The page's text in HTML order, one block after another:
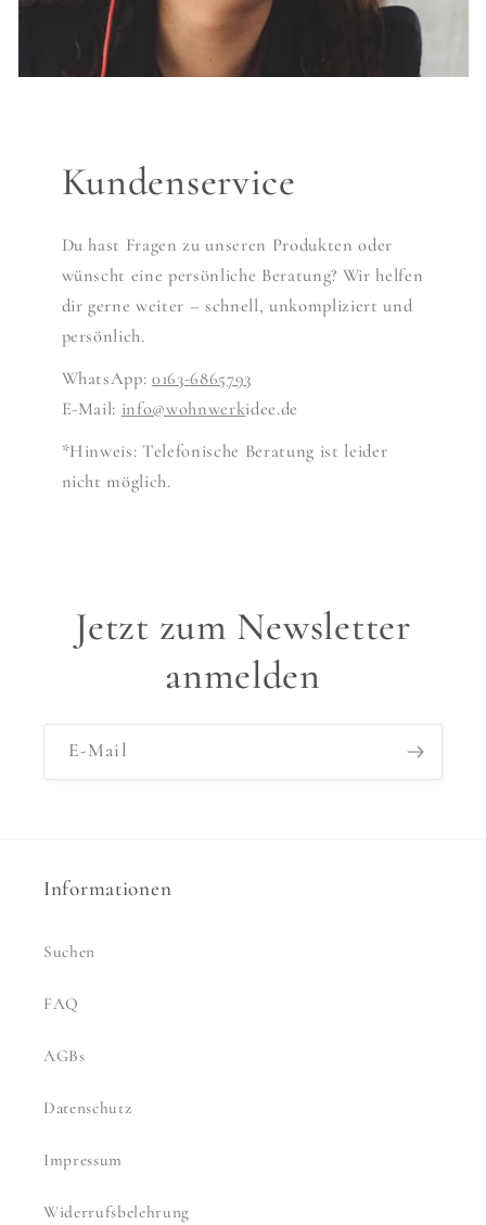
Kundenservice
Du hast Fragen zu unseren Produkten oder
wünscht eine persönliche Beratung? Wir helfen
dir gerne weiter – schnell, unkompliziert und
persönlich.
WhatsApp:0163-6865793
E-Mail: info@wohnwerkidee.de
*Hinweis: Telefonische Beratung ist leider
nicht möglich.
Jetzt zum Newsletter
anmelden
E-Mail
Informationen
Suchen
FAQ
AGBs
Datenschutz
Impressum
Widerrufsbelehrung